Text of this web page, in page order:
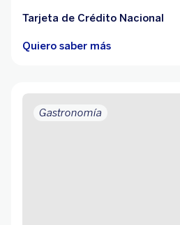
Tarjeta de Crédito Nacional
Quiero saber más
Gastronomía